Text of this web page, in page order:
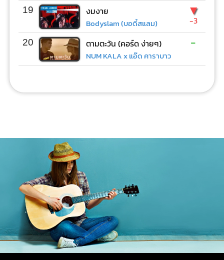
19 งมงาย
Bodyslam (บอดี้สแลม)
▼
-3
20 ตามตะวัน (คอร์ด ง่ายๆ)
NUM KALA x แอ๊ด คาราบาว
-